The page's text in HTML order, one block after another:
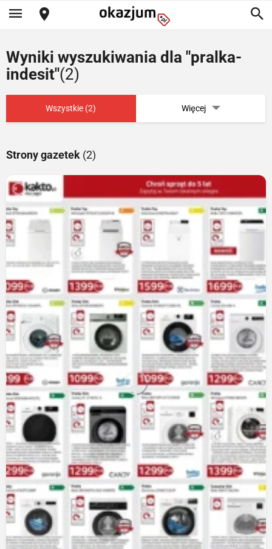
Wyniki wyszukiwania dla "pralka-
indesit"(2)
Wszystkie (2) Więcej
Strony gazetek (2)